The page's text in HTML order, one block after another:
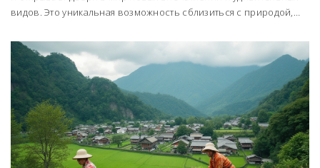
видов. Это уникальная возможность сблизиться с природой,
Ходьба в горах помогает развивать выносливость,
стрессоустойчивость и обрести внутренний покой. В статье мы
рассмотрим причины, по которым стоит отправиться в горы, и
как подготовиться к такому путешествию.